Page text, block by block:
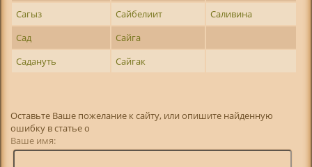
Сагыз
Сайбелиит
Саливина
Сад
Сайга
Садануть
Сайгак
Оставьте Ваше пожелание к сайту, или опишите найденную
ошибку в статье о
Ваше имя: